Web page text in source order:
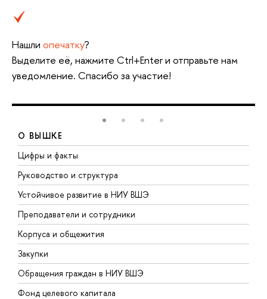
Нашли опечатку?
Выделите её, нажмите Ctrl+Enter и отправьте нам
уведомление. Спасибо за участие!
О ВЫШКЕ
Цифры и факты
Руководство и структура
Устойчивое развитие в НИУ ВШЭ
Преподаватели и сотрудники
Корпуса и общежития
Закупки
Обращения граждан в НИУ ВШЭ
Фонд целевого капитала